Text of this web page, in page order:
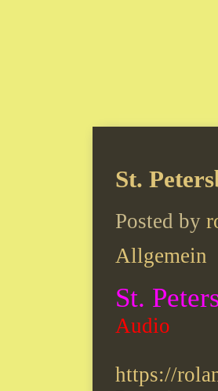
St.
Posted by
Allgemein
St.
Audio
https://